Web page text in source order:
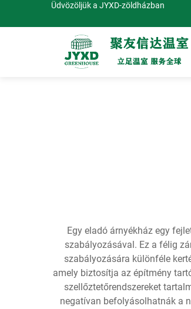
Üdvözöljük a JYXD-zöldházban
Egy eladó árnyékház egy
szabályozásával. Ez a félig
szabályozására különféle
amely biztosítja az építmény
szellőztetőrendszereket
negatívan befolyásolhatnák a